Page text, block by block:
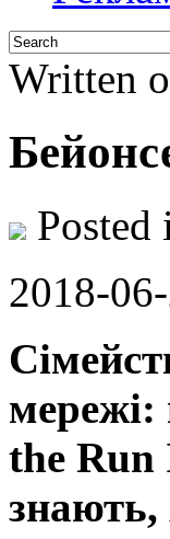
Written
Posted
2018-
мережі:
the Run
знають,